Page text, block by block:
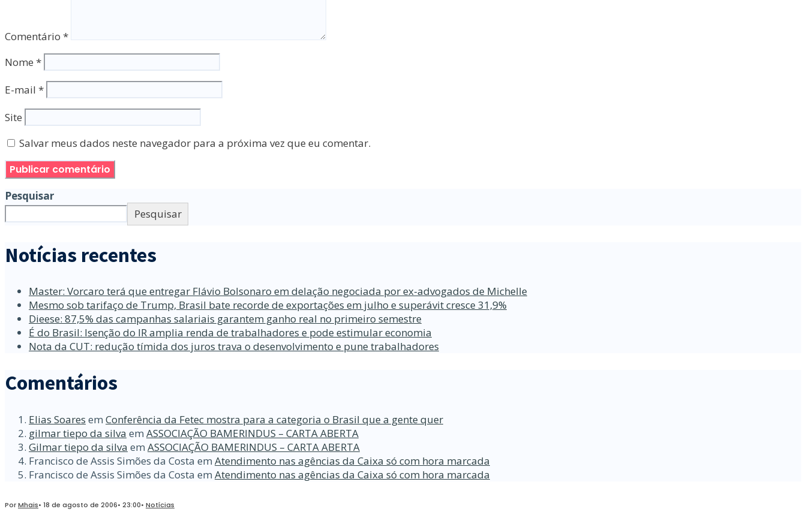
Comentário *
Nome *
E-mail *
Site
Salvar meus dados neste navegador para a próxima vez que eu comentar.
Pesquisar
Pesquisar
Notícias recentes
Master: Vorcaro terá que entregar Flávio Bolsonaro em delação negociada por ex-advogados de Michelle
Mesmo sob tarifaço de Trump, Brasil bate recorde de exportações em julho e superávit cresce 31,9%
Dieese: 87,5% das campanhas salariais garantem ganho real no primeiro semestre
É do Brasil: Isenção do IR amplia renda de trabalhadores e pode estimular economia
Nota da CUT: redução tímida dos juros trava o desenvolvimento e pune trabalhadores
Comentários
Elias Soares em Conferência da Fetec mostra para a categoria o Brasil que a gente quer
gilmar tiepo da silva em ASSOCIAÇÃO BAMERINDUS – CARTA ABERTA
Gilmar tiepo da silva em ASSOCIAÇÃO BAMERINDUS – CARTA ABERTA
Francisco de Assis Simões da Costa em Atendimento nas agências da Caixa só com hora marcada
Francisco de Assis Simões da Costa em Atendimento nas agências da Caixa só com hora marcada
PorMhais• 18 de agosto de 2006• 23:00• Notícias